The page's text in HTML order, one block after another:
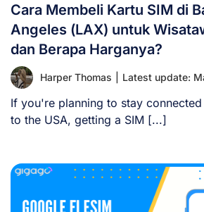
Cara Membeli Kartu SIM di
Angeles (LAX) untuk
dan Berapa Harganya?
Harper Thomas Latest update:
If you're planning to stay
to the USA, getting a SIM [...]